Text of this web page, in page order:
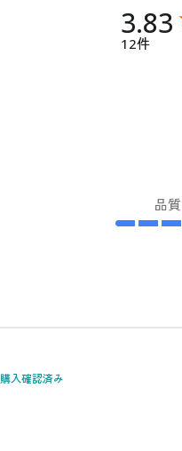
3.83
12件
品質
購入確認済み